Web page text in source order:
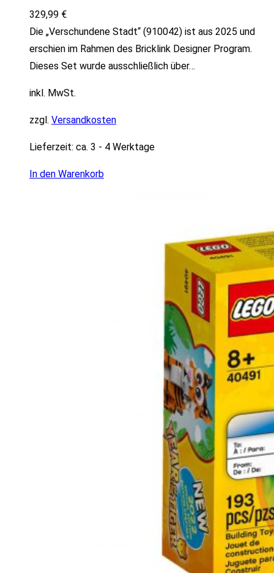
329,99 €
Die „Verschundene Stadt“ (910042) ist aus 2025 und
erschien im Rahmen des Bricklink Designer Program.
Dieses Set wurde ausschließlich über…
inkl. MwSt.
zzgl. Versandkosten
Lieferzeit: ca. 3 - 4 Werktage
In den Warenkorb